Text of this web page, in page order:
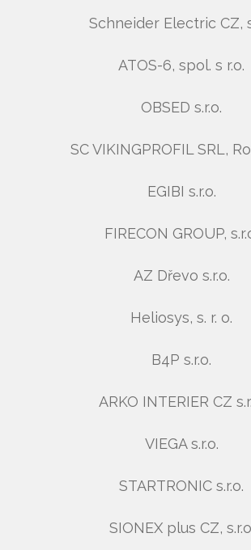
Schneider Electric CZ,
ATOS-6, spol. s r.o.
OBSED s.r.o.
SC VIKINGPROFIL SRL,
EGIBI s.r.o.
FIRECON GROUP,
AZ Dřevo s.r.o.
Heliosys, s. r. o.
B4P s.r.o.
ARKO INTERIER CZ
VIEGA s.r.o.
STARTRONIC s.r.o.
SIONEX plus CZ,